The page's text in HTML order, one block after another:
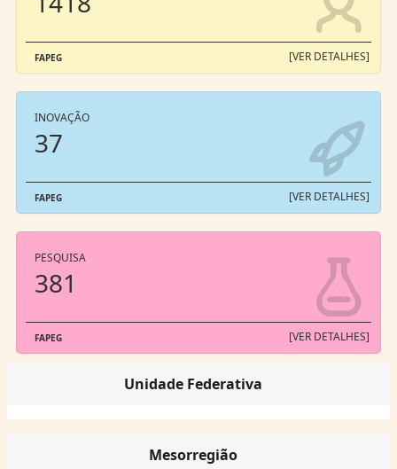
FAPEG [VER DETALHES]
INOVAÇÃO
37
FAPEG [VER DETALHES]
PESQUISA
381
FAPEG [VER DETALHES]
Unidade Federativa
Mesorregião